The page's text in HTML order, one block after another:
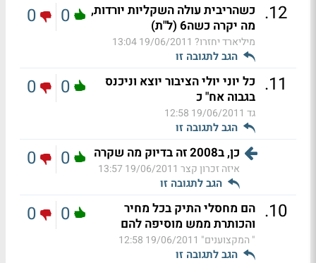
12
. כשהריבית עולה השקליות יורדות,
מה יקרה כשה6 (ל"ת)
מיליארד יחזרו? 19/06/2011 13:04
הגב לתגובה זו
0
0
11
. כל יוני יולי הציבור יוצא וניכנס
בגבוה אח" כ
גד 19/06/2011 12:58
הגב לתגובה זו
0
0
כן, ב2008 זה בדיוק מה שקרה
איזה זכרון קצר 19/06/2011 13:57
הגב לתגובה זו
0
0
10
. הם מחסלי התיק בכל מחיר
והכותרת ממש מוסיפה להם
" המקצוענים" 19/06/2011 12:58
הגב לתגובה זו
0
0